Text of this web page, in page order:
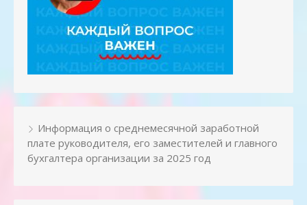
Информация о среднемесячной заработной
плате руководителя, его заместителей и главного
бухгалтера организации за 2025 год